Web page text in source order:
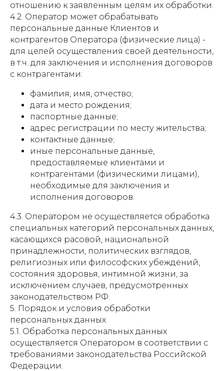
отношению к заявленным целям их обработки.
4.2. Оператор может обрабатывать
персональные данные Клиентов и
контрагентов Оператора (физические лица) -
для целей осуществления своей деятельности,
в т.ч. для заключения и исполнения договоров
с контрагентами:
фамилия, имя, отчество;
дата и место рождения;
паспортные данные;
адрес регистрации по месту жительства;
контактные данные;
иные персональные данные,
предоставляемые клиентами и
контрагентами (физическими лицами),
необходимые для заключения и
исполнения договоров.
4.3. Оператором не осуществляется обработка
специальных категорий персональных данных,
касающихся расовой, национальной
принадлежности, политических взглядов,
религиозных или философских убеждений,
состояния здоровья, интимной жизни, за
исключением случаев, предусмотренных
законодательством РФ.
5. Порядок и условия обработки
персональных данных
5.1. Обработка персональных данных
осуществляется Оператором в соответствии с
требованиями законодательства Российской
Федерации.